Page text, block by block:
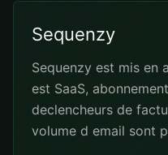
Sequenzy
Sequenzy est mis en
est SaaS,
declencheurs de
volume d email sont